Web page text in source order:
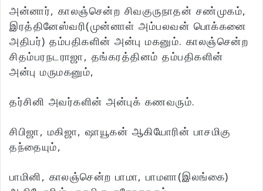
அன்னார், காலஞ்சென்ற சிவகுருநாதன் சண்முகம்,
இரத்தினேஸ்வரி(முன்னாள் அம்பலவன் பொக்கனை
அதிபர்) தம்பதிகளின் அன்பு மகனும். காலஞ்சென்ற
சிதம்பரநடராஜா, தங்கரத்தினம் தம்பதிகளின்
அன்பு மருமகனும்,
தர்சினி அவர்களின் அன்புக் கணவரும்.
சிபிஜா, மகிஜா, ஷாயூகன் ஆகியோரின் பாசமிகு
தந்தையும்,
பாமினி, காலஞ்சென்ற பாமா, பாமளா(இலங்கை)